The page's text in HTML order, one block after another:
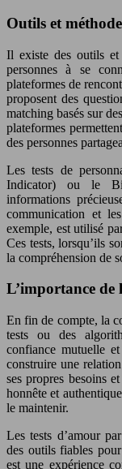
Outils et
Il existe des outils et
personnes à se
plateformes de
proposent des
matching basés sur
plateformes
des personnes
Les tests de
Indicator) ou le
informations
communication et
exemple, est utilisé
Ces tests, lorsqu’ils
la compréhension de
L’importance de
En fin de compte, la
tests ou des
confiance mutuelle
construire une
ses propres besoins
honnête et
le maintenir.
Les tests d’amour
des outils fiables
est une expérience